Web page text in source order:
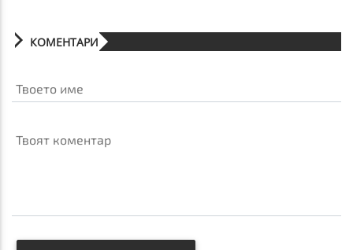
КОМЕНТАРИ
Твоето име
Твоят коментар